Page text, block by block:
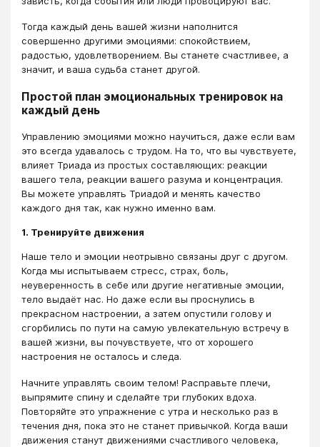
Тогда каждый день вашей жизни наполнится
совершенно другими эмоциями: спокойствием,
радостью, удовлетворением. Вы станете счастливее, а
значит, и ваша судьба станет другой.
Простой план эмоциональных тренировок на
каждый день
Управлению эмоциями можно научиться, даже если вам
это всегда удавалось с трудом. На то, что вы чувствуете,
влияет Триада из простых составляющих: реакции
вашего тела, реакции вашего разума и концентрация.
Вы можете управлять Триадой и менять качество
каждого дня так, как нужно именно вам.
1. Тренируйте движения
Наше тело и эмоции неотрывно связаны друг с другом.
Когда мы испытываем стресс, страх, боль,
неуверенность в себе или другие негативные эмоции,
тело выдаёт нас. Но даже если вы проснулись в
прекрасном настроении, а затем опустили голову и
сгорбились по пути на самую увлекательную встречу в
вашей жизни, вы почувствуете, что от хорошего
настроения не осталось и следа.
Начните управлять своим телом! Расправьте плечи,
выпрямите спину и сделайте три глубоких вдоха.
Повторяйте это упражнение с утра и несколько раз в
течения дня, пока это не станет привычкой. Когда ваши
движения станут движениями счастливого человека,